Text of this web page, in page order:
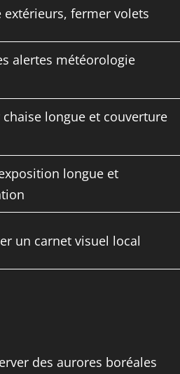
extérieurs, fermer volets
alertes météorologie
longue et couverture
longue et
un carnet visuel local
des aurores boréales